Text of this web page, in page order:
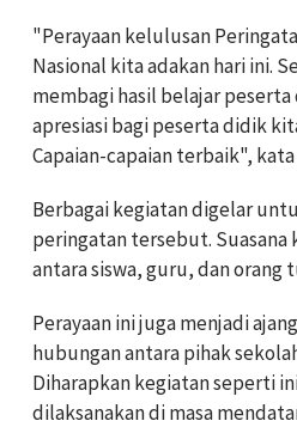
"Perayaan kelulusan
Nasional kita adakan hari ini.
membagi hasil belajar
apresiasi bagi peserta didik
Capaian-capaian terbaik",
Berbagai kegiatan digelar
peringatan tersebut.
antara siswa, guru, dan orang
Perayaan ini juga menjadi
hubungan antara pihak
Diharapkan kegiatan seperti
dilaksanakan di masa